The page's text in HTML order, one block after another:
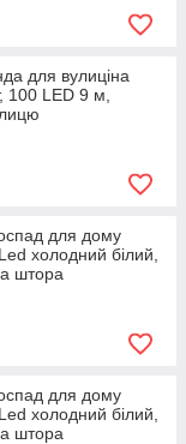
для вулиціна
100 LED 9 м,
для дому
холодний білий,
штора
для дому
холодний білий,
штора